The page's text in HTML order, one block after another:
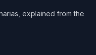
explained from the